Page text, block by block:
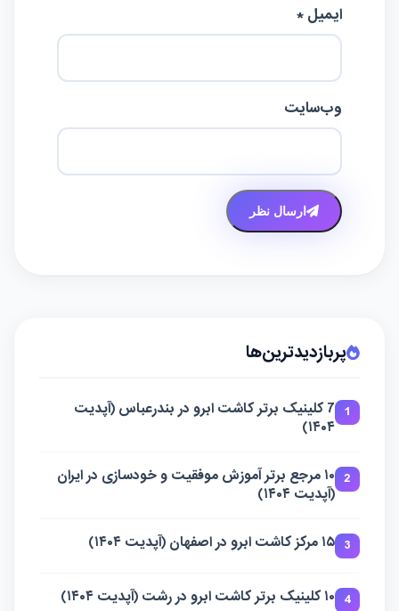
ایمیل *
وب‌سایت
ارسال نظر
پربازدیدترین‌ها
1
7 کلینیک برتر کاشت ابرو در بندرعباس (آپدیت
۱۴۰۴)
2
۱۰ مرجع برتر آموزش موفقیت و خودسازی در ایران
(آپدیت ۱۴۰۴)
3 ۱۵ مرکز کاشت ابرو در اصفهان (آپدیت ۱۴۰۴)
4 ۱۰ کلینیک برتر کاشت ابرو در رشت (آپدیت ۱۴۰۴)